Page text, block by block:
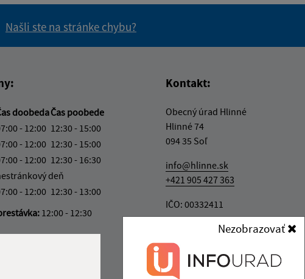
Nezobrazovať
Našli ste na stránke chybu?
doobedaČas poobede
- 12:00 12:30 - 15:00
- 12:00 12:30 - 15:00
- 12:00 12:30 - 16:30
deň
- 12:00 12:30 - 13:00
12:00 - 12:30
Kontakt:
Obecný úrad Hlinné
Hlinné 74
094 35 Soľ
info@hlinne.sk
+421 905 427 363
IČO: 00332411